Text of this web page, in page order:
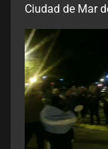
Ciudad de Mar